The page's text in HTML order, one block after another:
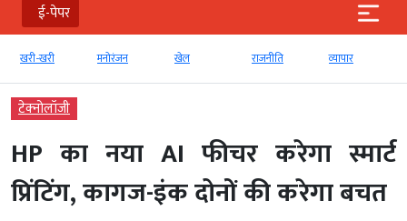
ई-पेपर
खरी-खरी मनोरंजन खेल राजनीति व्‍यापार
टेक्‍नोलॉजी
HP का नया AI फीचर करेगा स्मार्ट
प्रिंटिंग, कागज-इंक दोनों की करेगा बचत